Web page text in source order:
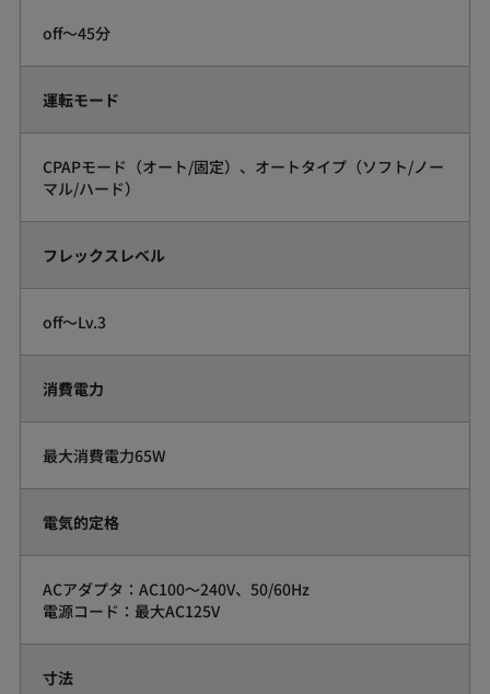
off～45分
運転モード
CPAPモード（オート/固定）、オートタイプ（ソフト/ノー
マル/ハード）
フレックスレベル
off～Lv.3
消費電力
最大消費電力65W
電気的定格
ACアダプタ：AC100～240V、50/60Hz
電源コード：最大AC125V
寸法